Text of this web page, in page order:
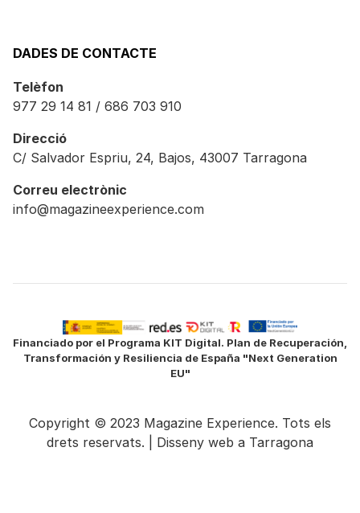
DADES DE CONTACTE
Telèfon
977 29 14 81 / 686 703 910
Direcció
C/ Salvador Espriu, 24, Bajos, 43007 Tarragona
Correu electrònic
info@magazineexperience.com
Financiado por el Programa KIT Digital. Plan de Recuperación,
Transformación y Resiliencia de España "Next Generation
EU"
Copyright © 2023 Magazine Experience. Tots els
drets reservats. | Disseny web a Tarragona